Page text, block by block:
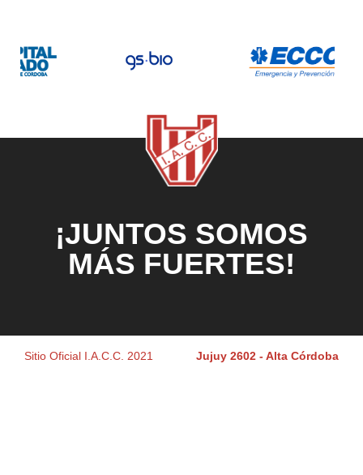
¡JUNTOS SOMOS
MÁS FUERTES!
Sitio Oficial I.A.C.C. 2021 Jujuy 2602 - Alta Córdoba